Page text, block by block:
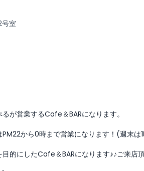
号室
が営業するCafe＆BARになります。
から0時まで営業になります！(週末は
的にしたCafe＆BARになります♪♪ご来店